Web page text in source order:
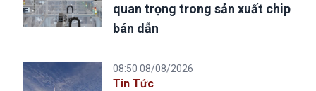
quan trọng trong sản xuất chip
bán dẫn
08:50 08/08/2026
Tin Tức